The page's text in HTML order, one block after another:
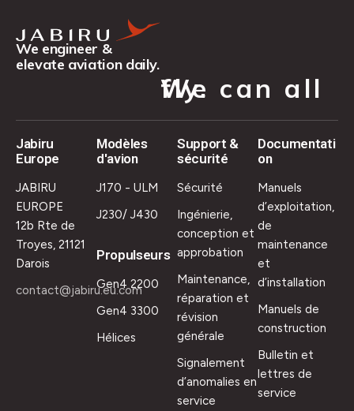
We engineer &
elevate aviation daily.
We can all fly.
Jabiru
Europe
JABIRU
EUROPE
12b Rte de
Troyes, 21121
Darois
contact@jabiru.eu.com
Modèles
d'avion
J170 - ULM
J230/ J430
Propulseurs
Gen4 2200
Gen4 3300
Hélices
Support &
sécurité
Sécurité
Ingénierie,
conception et
approbation
Maintenance,
réparation et
révision
générale
Signalement
d’anomalies en
service
Documentati
on
Manuels
d’exploitation,
de
maintenance
et
d’installation
Manuels de
construction
Bulletin et
lettres de
service